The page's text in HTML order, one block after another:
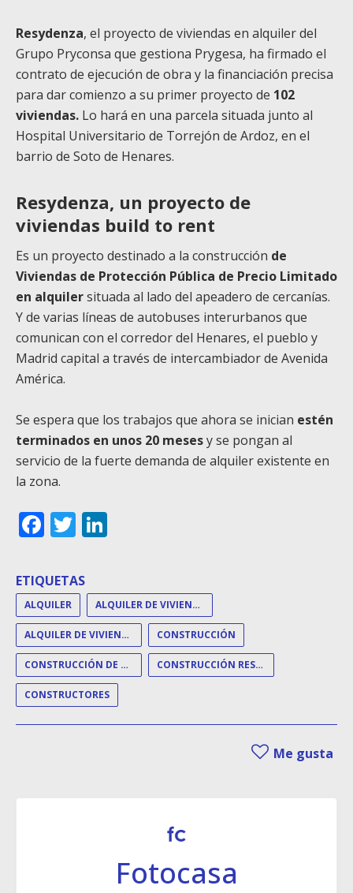
Resydenza, el proyecto de viviendas en alquiler del
Grupo Pryconsa que gestiona Prygesa, ha firmado el
contrato de ejecución de obra y la financiación precisa
para dar comienzo a su primer proyecto de 102
viviendas. Lo hará en una parcela situada junto al
Hospital Universitario de Torrejón de Ardoz, en el
barrio de Soto de Henares.
Resydenza, un proyecto de
viviendas build to rent
Es un proyecto destinado a la construcción de
Viviendas de Protección Pública de Precio Limitado
en alquilersituada al lado del apeadero de cercanías.
Y de varias líneas de autobuses interurbanos que
comunican con el corredor del Henares, el pueblo y
Madrid capital a través de intercambiador de Avenida
América.
Se espera que los trabajos que ahora se inician estén
terminados en unos 20 mesesy se pongan al
servicio de la fuerte demanda de alquiler existente en
la zona.
Facebook
Twitter
ETIQUETAS
ALQUILER ALQUILER DE VIVIENDA
ALQUILER DE VIVIENDAS CONSTRUCCIÓN
CONSTRUCCIÓN DE VIVIENDAS CONSTRUCCIÓN RESIDENCIAL
CONSTRUCTORES
Me gusta
Fotocasa